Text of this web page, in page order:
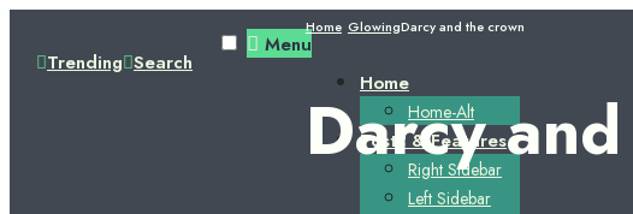
Trending Search
Menu
Home
Home-Alt
Posts & Features
Right Sidebar
Left Sidebar
Home GlowingDarcy and the crown
Darcy